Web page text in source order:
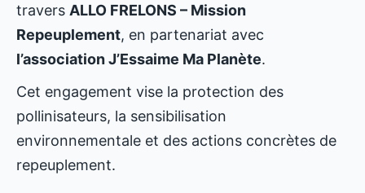
travers ALLO FRELONS – Mission
Repeuplement, en partenariat avec
l’association J’Essaime Ma Planète.
Cet engagement vise la protection des
pollinisateurs, la sensibilisation
environnementale et des actions concrètes de
repeuplement.